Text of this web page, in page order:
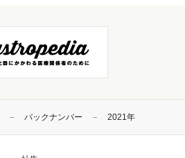
バックナンバー 2021年